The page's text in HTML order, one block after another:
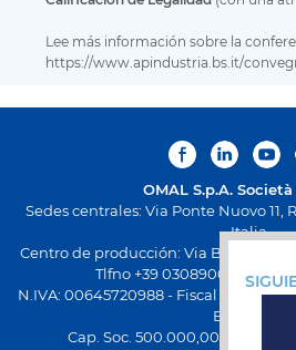
Lee más información sobre la
https://www.apindustria.bs.it/
OMAL S.p.A.
Sedes centrales: Via Ponte Nuovo 11,
Italia
Centro de producción: Via Brognolo
Tlfno +39 0308900145 Fax
N.IVA: 00645720988 - Fiscal Code:
BS-258271
Cap. Soc. 500.000,00 €